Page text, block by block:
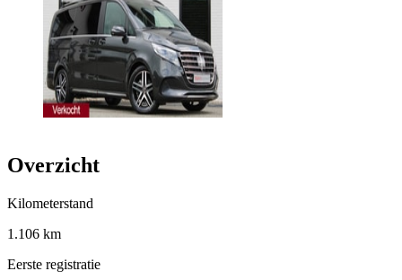
Overzicht
Kilometerstand
1.106 km
Eerste registratie